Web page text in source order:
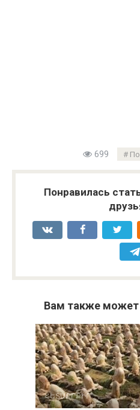
699
Понравилась
Вам также может
ՀԵՏԱՔՐՔԻՐ